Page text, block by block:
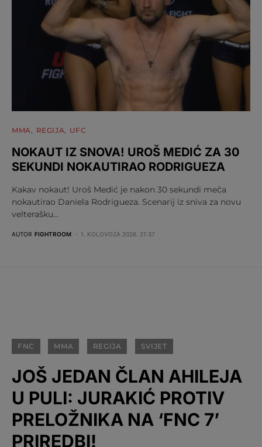
MMA REGIJA UFC
NOKAUT IZ SNOVA! UROŠ MEDIĆ ZA 30
SEKUNDI NOKAUTIRAO RODRIGUEZA
Kakav nokaut! Uroš Medić je nakon 30 sekundi meča
nokautirao Daniela Rodrigueza. Scenarij iz sniva za novu
velterašku…
AUTOR FIGHTROOM 1. KOLOVOZA 2026. 21:37
FNC MMA REGIJA SVIJET
JOŠ JEDAN ČLAN AHILEJA
U PULI: JURAKIĆ PROTIV
PRELOŽNIKA NA ‘FNC 7’
PRIREDBI!